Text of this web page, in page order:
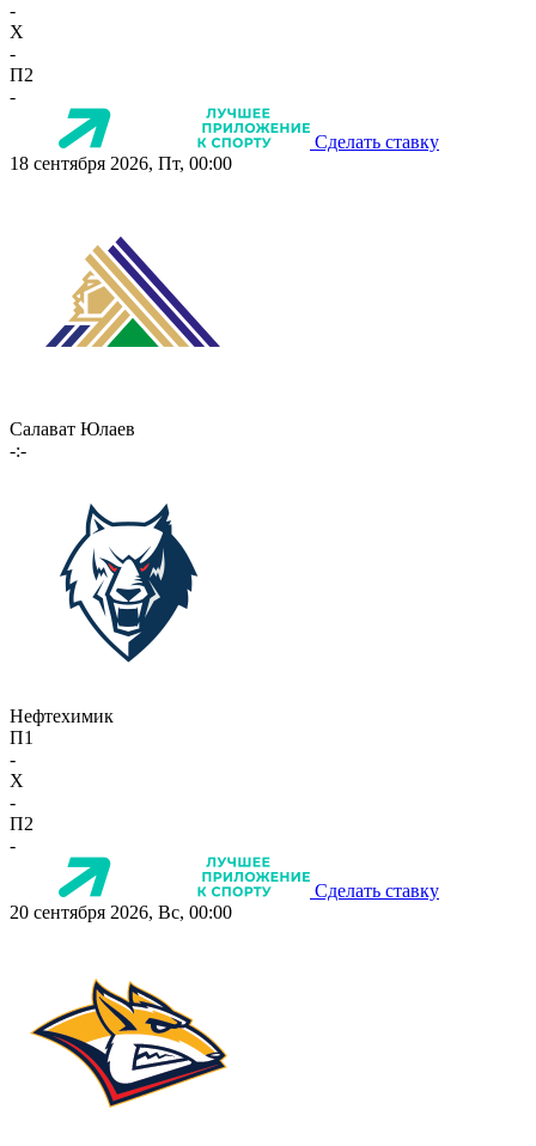
-
X
-
П2
-
Сделать ставку
18 сентября 2026, Пт, 00:00
Салават Юлаев
-:-
Нефтехимик
П1
-
X
-
П2
-
Сделать ставку
20 сентября 2026, Вс, 00:00